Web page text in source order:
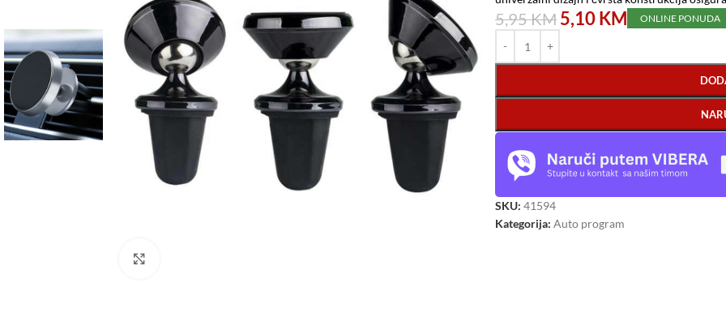
5,95KM 5,10KM ONLINE PONUDA
SKU: 41594
Kategorija: Auto program